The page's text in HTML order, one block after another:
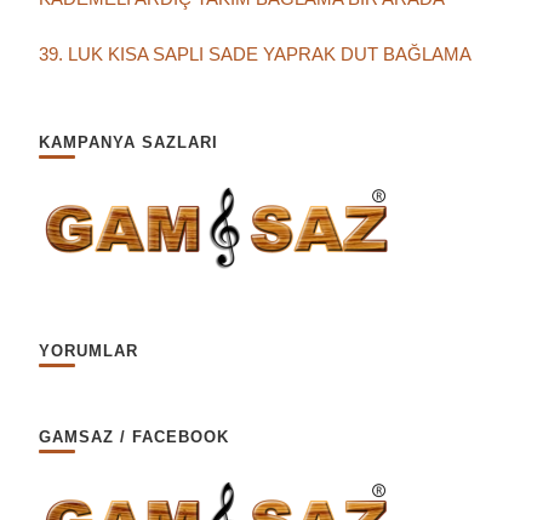
39. LUK KISA SAPLI SADE YAPRAK DUT BAĞLAMA
KAMPANYA SAZLARI
YORUMLAR
GAMSAZ / FACEBOOK